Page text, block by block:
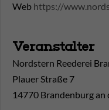
Web https://
Veranstalter
Nordstern Reederei
Plauer Straße 7
14770 Brandenburg an